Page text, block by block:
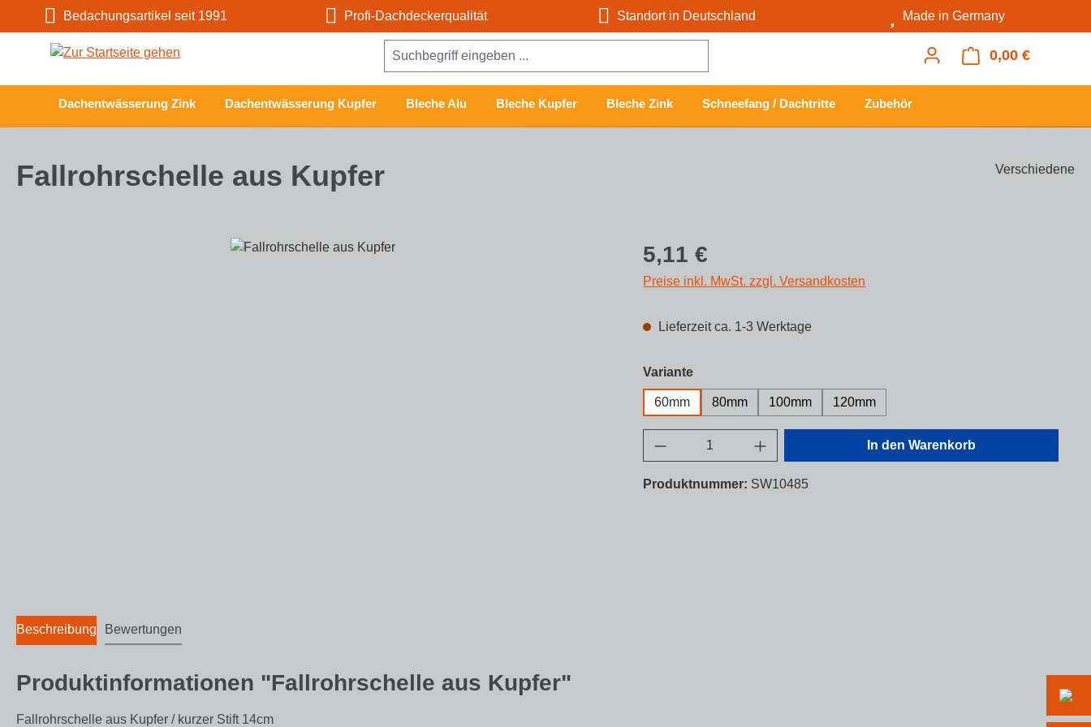
Hauptinhalt springen
Zur Suche springen
Zur Hauptnavigation springen
Bedachungsartikel seit 1991 Profi-Dachdeckerqualität Standort in Deutschland Made in Germany
0,00 €
Dachentwässerung Zink Dachentwässerung Kupfer Bleche Alu Bleche Kupfer Bleche Zink Schneefang / Dachtritte Zubehör
Fallrohrschelle aus Kupfer Verschiedene
Regulärer Preis:
5,11 €
Preise inkl. MwSt. zzgl. Versandkosten
Lieferzeit ca. 1-3 Werktage
Varianteauswählen
60mm 80mm 100mm 120mm
Produkt Anzahl: Gib den gewünschten Wert ein
In den Warenkorb
Produktnummer: SW10485
Beschreibung Bewertungen
Produktinformationen "Fallrohrschelle aus Kupfer"
Fallrohrschelle aus Kupfer / kurzer Stift 14cm